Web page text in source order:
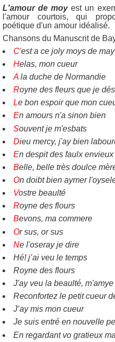
L'amour de moyest un
l'amour courtois, qui
poétique d'un amour idéalisé.
Chansons du Manuscrit de
C'est a ce joly moys de may
Helas, mon cueur
Ala duche de Normandie
Royne des fleurs que je
Le bon espoir que mon
En amours n'a sinon bien
Souvent je m'esbats
Dieu mercy, j'ay bien
En despit des faulx envieux
Belle, belle très doulce
On doibt bien aymer
Vostre beaulté
Royne des flours
Bevons, ma commere
Or sus, or sus
Ne l'oseray je dire
Hé! j’ai veu le temps
Royne des flours
J'ay veu la beaulté, m'amye
Reconfortez le petit cueur
J’ay mis mon cueur
Je suis entré en nouvelIe
En regardant vo gratieux